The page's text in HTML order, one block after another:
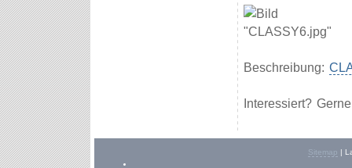
Beschreibung:
Interessiert?
Sitemap |